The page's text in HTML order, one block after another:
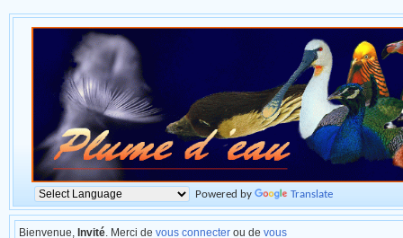
Powered by Translate
Bienvenue, Invité . Merci de vous connecter ou de vous